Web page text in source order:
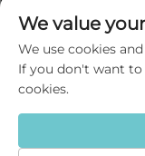
Telif Hakkı © 2025
ve Ticaret A.Ş.
We value
We use cookies
If you don't want to
cookies.